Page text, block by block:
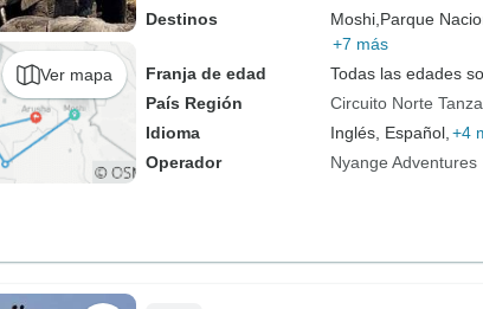
Ver mapa
Destinos
Moshi, Parque
+7 más
Franja de edad
Todas las edades
País Región
Circuito Norte
Idioma
Inglés, Español, +4
Operador
Nyange Adventures